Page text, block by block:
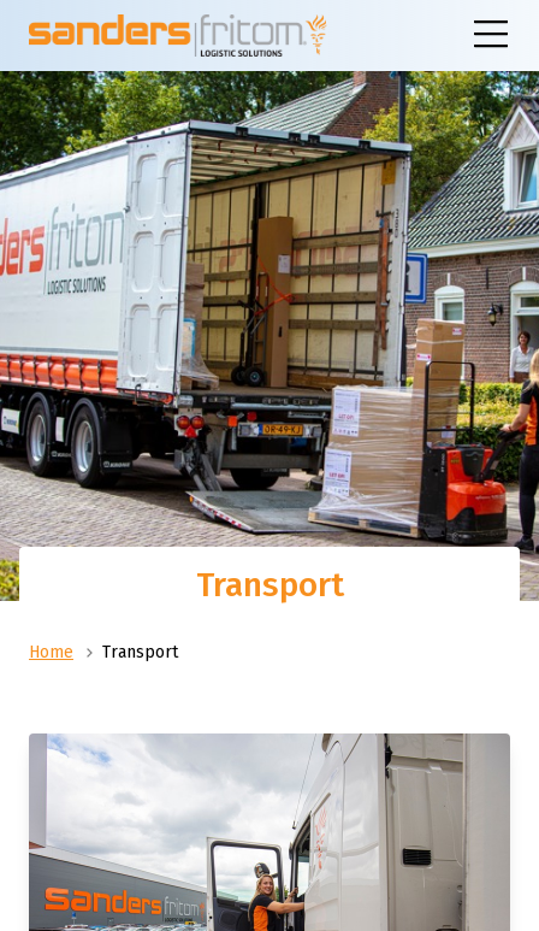
Transport
Home Transport